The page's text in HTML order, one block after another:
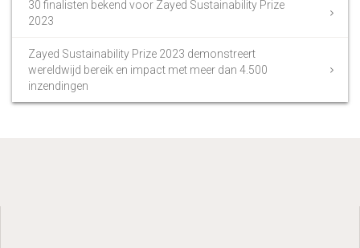
30 finalisten bekend voor Zayed Sustainability Prize
2023
Zayed Sustainability Prize 2023 demonstreert
wereldwijd bereik en impact met meer dan 4.500
inzendingen